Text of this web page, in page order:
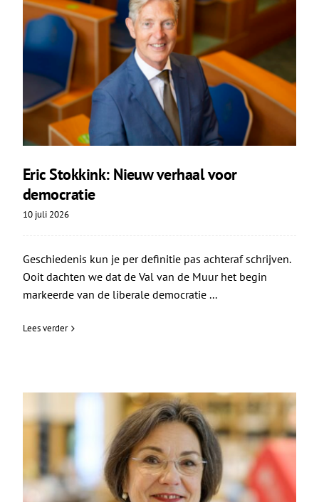
Eric Stokkink: Nieuw verhaal voor
democratie
10 juli 2026
Geschiedenis kun je per definitie pas achteraf schrijven.
Ooit dachten we dat de Val van de Muur het begin
markeerde van de liberale democratie ...
Lees verder